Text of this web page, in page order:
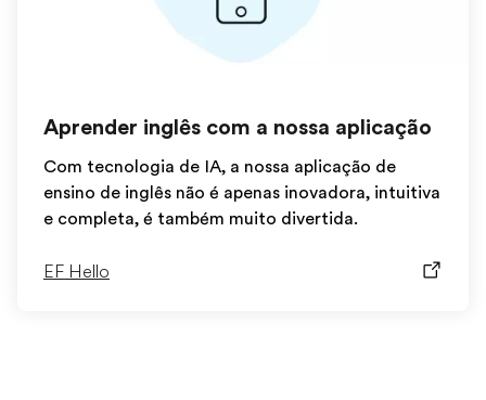
Aprender inglês com a nossa aplicação
Com tecnologia de IA, a nossa aplicação de
ensino de inglês não é apenas inovadora, intuitiva
e completa, é também muito divertida.
EF Hello